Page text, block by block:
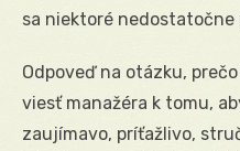
sa niektoré nedostatočne
Odpoveď na otázku,
viesť manažéra k tomu,
zaujímavo, príťažlivo,